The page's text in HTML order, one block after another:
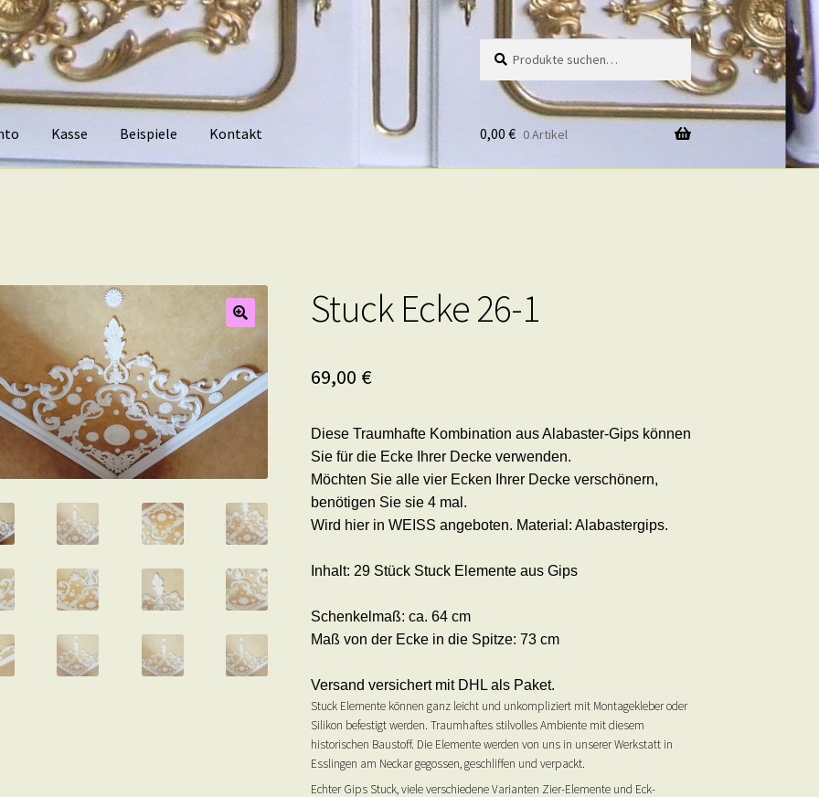
nach:
Kasse Beispiele Kontakt 0,00 € 0 Artikel
Stuck Ecke 26-1
69,00 €
Diese Traumhafte Kombination aus Alabaster-Gips können
Sie für die Ecke Ihrer Decke verwenden.
Möchten Sie alle vier Ecken Ihrer Decke verschönern,
benötigen Sie sie 4 mal.
Wird hier in WEISS angeboten. Material: Alabastergips.
Inhalt: 29 Stück Stuck Elemente aus Gips
Schenkelmaß: ca. 64 cm
Maß von der Ecke in die Spitze: 73 cm
Versand versichert mit DHL als Paket.
Stuck Elemente können ganz leicht und unkompliziert mit Montagekleber oder
Silikon befestigt werden. Traumhaftes stilvolles Ambiente mit diesem
historischen Baustoff. Die Elemente werden von uns in unserer Werkstatt in
Esslingen am Neckar gegossen, geschliffen und verpackt.
Echter Gips Stuck, viele verschiedene Varianten Zier-Elemente und Eck-